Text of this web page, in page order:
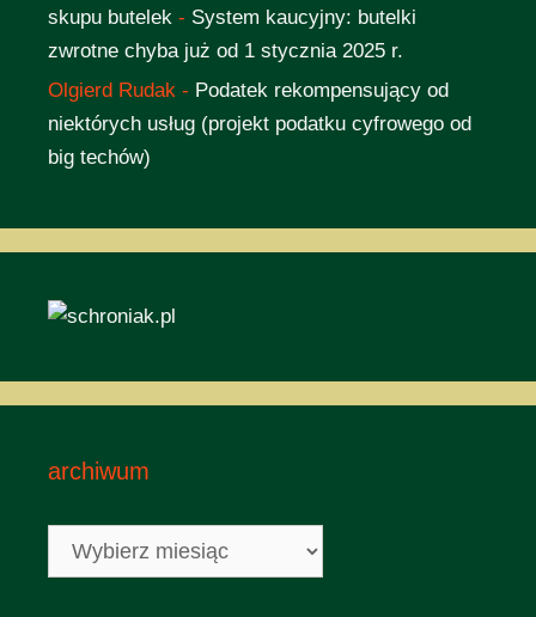
skupu butelek - System kaucyjny: butelki
zwrotne chyba już od 1 stycznia 2025 r.
Olgierd Rudak - Podatek rekompensujący od
niektórych usług (projekt podatku cyfrowego od
big techów)
archiwum
archiwum